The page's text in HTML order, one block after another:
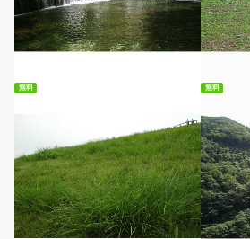
無料ダウンロード
無料
無料ダウンロード
無料